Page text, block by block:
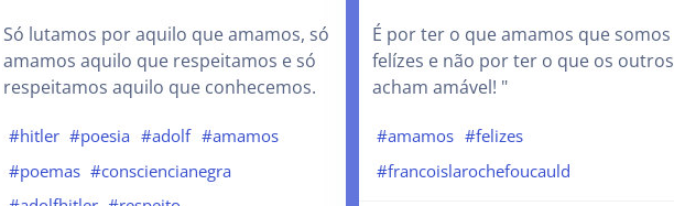
Só lutamos por aquilo que amamos, só
amamos aquilo que respeitamos e só
respeitamos aquilo que conhecemos.
#hitler #poesia #adolf #amamos
#poemas #consciencianegra
É por ter o que amamos que somos
felízes e não por ter o que os outros
acham amável! "
#amamos #felizes
#francoislarochefoucauld